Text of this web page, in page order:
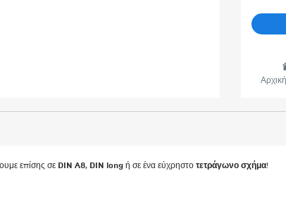
επίσης σε DIN A8, DIN long ή σε ένα εύχρηστοτετράγωνο σχήμα!